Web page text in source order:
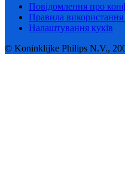
Повідомлення про
Правила використання
Налаштування куків
© Koninklijke Philips N.V.,